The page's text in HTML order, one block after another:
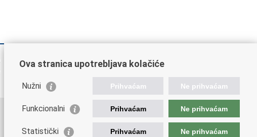
Važne poveznice
Vlada Republike Hrvatske
Ova stranica upotrebljava kolačiće
Nužni Prihvaćam Ne prihvaćam
Funkcionalni Prihvaćam Ne prihvaćam
Statistički Prihvaćam Ne prihvaćam